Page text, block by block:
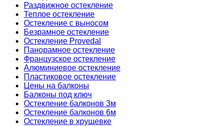
Раздвижное остекление
Теплое остекление
Остекление с выносом
Безрамное остекление
Остекление Provedal
Панорамное остекление
Французское остекление
Алюминиевое остекление
Пластиковое остекление
Цены на балконы
Балконы под ключ
Остекление балконов 3м
Остекление балконов 6м
Остекление в хрущевке